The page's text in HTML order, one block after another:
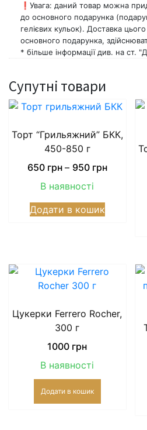
❗️Увага: даний товар можна
до основного подарунка
гелієвих кульок). Доставка
основного подарунка,
* більше інформації див. на ст.
Супутні товари
Торт “Грильяжний” БКК,
450-850 г
650грн – 950грнPrice
В наявності
Додати в кошик
Цей
товар
на
Цукерки Ferrero Rocher,
300 г
1000 грн
В наявності
Додати в кошик